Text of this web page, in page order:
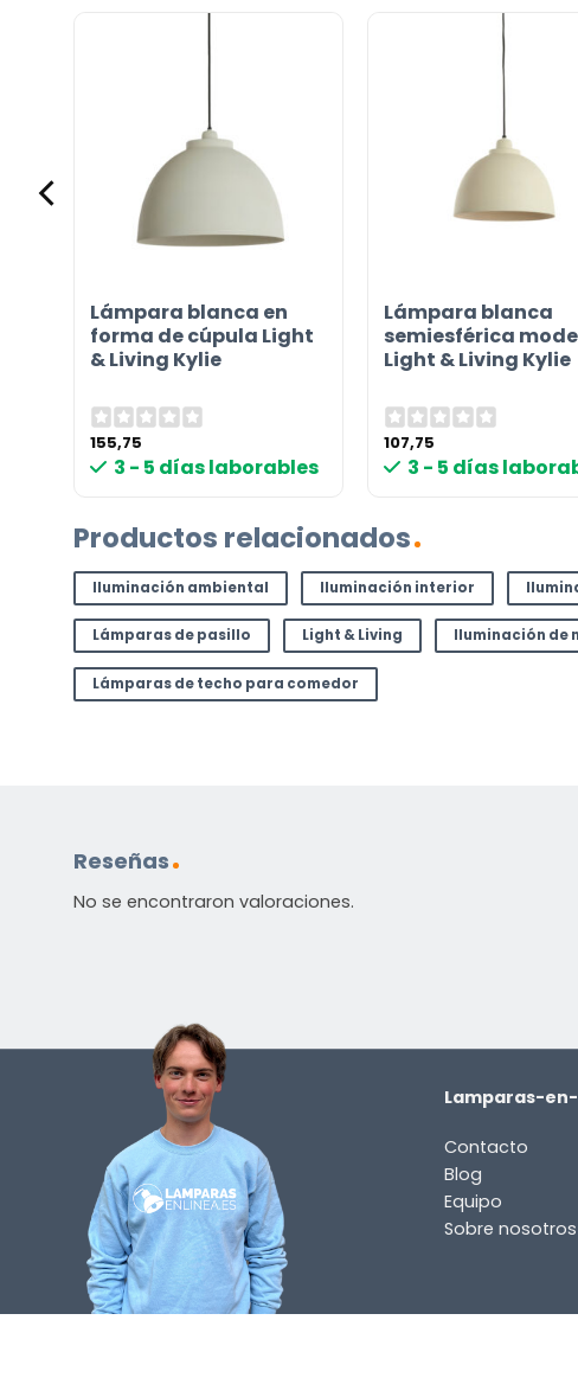
Lámpara blanca en
forma de cúpula Light
& Living Kylie
155,75
3 - 5 días laborables
Lámpara blanca
semiesférica
Light & Living Kylie
107,75
3 - 5 días
Productos relacionados
Iluminación ambiental Iluminación interior
Lámparas de pasillo Light & Living Iluminación de
Lámparas de techo para comedor
Reseñas
No se encontraron valoraciones.
Lamparas-
Contacto
Blog
Equipo
Sobre nosotros